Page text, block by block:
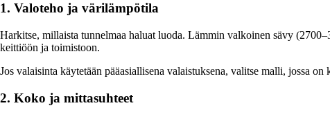
1. Valoteho ja värilämpötila
Harkitse, millaista tunnelmaa haluat luoda. Lämmin valkoinen sävy
keittiöön ja toimistoon.
Jos valaisinta käytetään pääasiallisena valaistuksena, valitse malli, jossa
2. Koko ja mittasuhteet